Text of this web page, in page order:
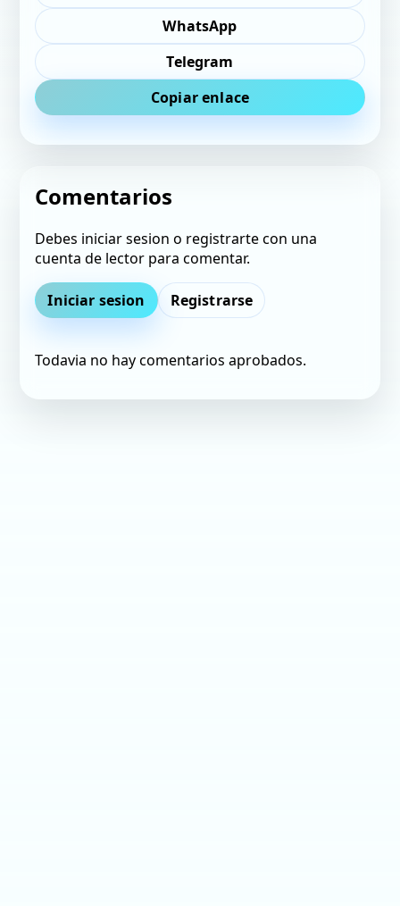
WhatsApp
Telegram
Copiar enlace
Comentarios
Debes iniciar sesion o registrarte con una
cuenta de lector para comentar.
Iniciar sesion Registrarse
Todavia no hay comentarios aprobados.